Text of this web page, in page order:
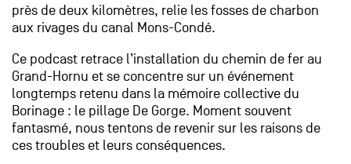
près de deux kilomètres, relie les fosses de charbon
aux rivages du canal Mons-Condé.
Ce podcast retrace l’installation du chemin de fer au
Grand-Hornu et se concentre sur un événement
longtemps retenu dans la mémoire collective du
Borinage : le pillage De Gorge. Moment souvent
fantasmé, nous tentons de revenir sur les raisons de
ces troubles et leurs conséquences.